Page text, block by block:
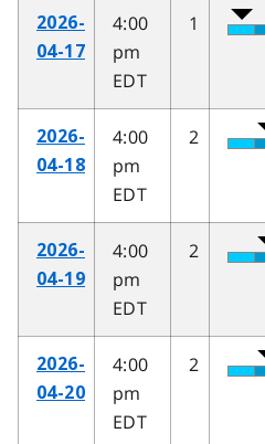
2026-
04-17
4:00
pm
EDT
1
2026-
04-18
4:00
pm
EDT
2
2026-
04-19
4:00
pm
EDT
2
2026-
04-20
4:00
pm
EDT
2